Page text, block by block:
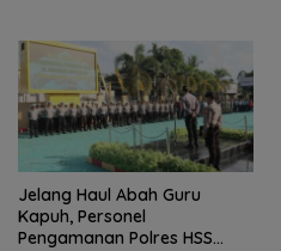
Jelang Haul Abah Guru
Kapuh, Personel
Pengamanan Polres HSS